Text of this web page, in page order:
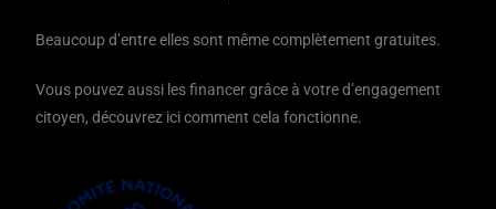
Beaucoup d’entre elles sont même complètement gratuites.
Vous pouvez aussi les financer grâce à votre d’engagement
citoyen, découvrez ici comment cela fonctionne.